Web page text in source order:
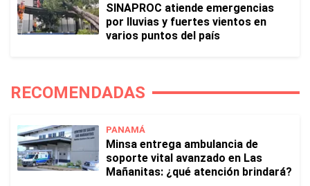
SINAPROC atiende emergencias
por lluvias y fuertes vientos en
varios puntos del país
RECOMENDADAS
PANAMÁ
Minsa entrega ambulancia de
soporte vital avanzado en Las
Mañanitas: ¿qué atención brindará?